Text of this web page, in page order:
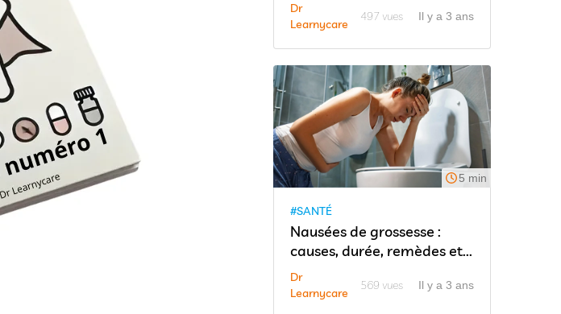
Dr
Learnycare
497 vues Il y a 3 ans
5 min
#SANTÉ
Nausées de grossesse :
causes, durée, remèdes et...
Dr
Learnycare
569 vues Il y a 3 ans